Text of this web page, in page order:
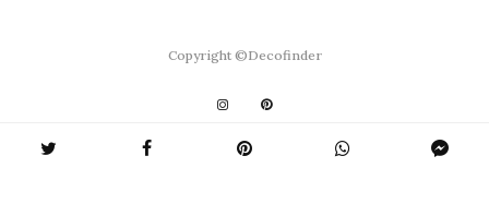
Copyright ©Decofinder